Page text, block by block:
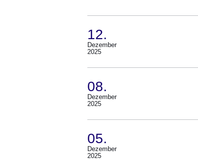
bis
8
auf
2026
Bis
26.
Juli
2026)
12.
Dezember
2025
(Termin:
2025)
08.
Dezember
2025
(Termin:
2025)
05.
Dezember
2025
(Termin: